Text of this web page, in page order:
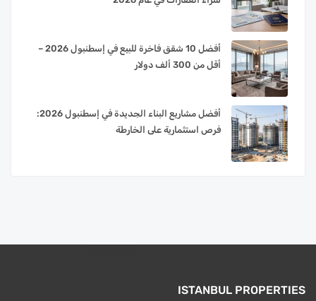
أفضل 10 شقق فاخرة للبيع في إسطنبول 2026 –
أقل من 300 ألف دولار
أفضل مشاريع البناء الجديدة في إسطنبول 2026:
فرص استثمارية على الخارطة
ISTANBUL PROPERTIES